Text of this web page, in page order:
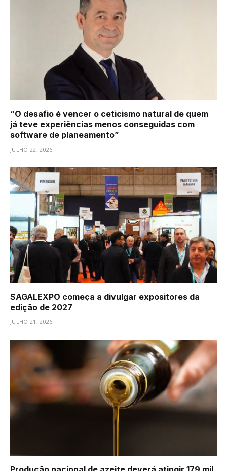
“O desafio é vencer o ceticismo natural de quem
já teve experiências menos conseguidas com
software de planeamento”
JULHO 22, 2026
SAGALEXPO começa a divulgar expositores da
edição de 2027
JULHO 21, 2026